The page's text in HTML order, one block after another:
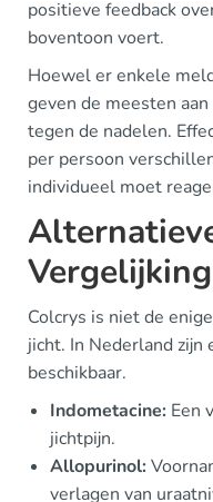
positieve feedback
boventoon voert.
Hoewel er enkele
geven de meesten
tegen de nadelen.
per persoon
individueel moet
Colcrys is niet de
jicht. In Nederland
beschikbaar.
Indometacine: Een
jichtpijn.
Allopurinol:
verlagen van